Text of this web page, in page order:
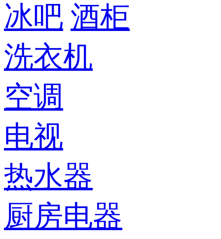
冰吧 酒柜
洗衣机
空调
电视
热水器
厨房电器